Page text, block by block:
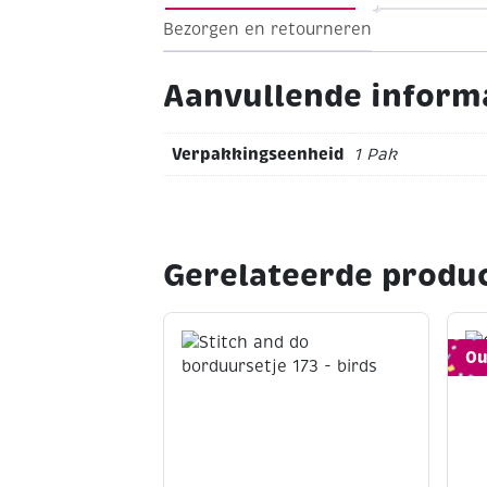
Ideal karton voor iedereen van die van
projecten houdt!
Bezorgen en retourneren
Aanvullende
Verpakkingseenheid 1 Pak
Gerelateerde